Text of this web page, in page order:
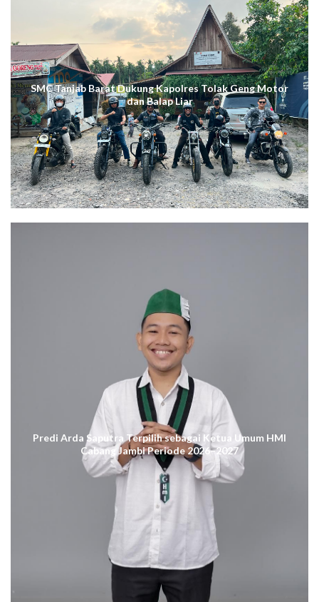
SMC Tanjab Barat Dukung Kapolres Tolak Geng Motor
dan Balap Liar
Predi Arda Saputra Terpilih sebagai Ketua Umum HMI
Cabang Jambi Periode 2026–2027